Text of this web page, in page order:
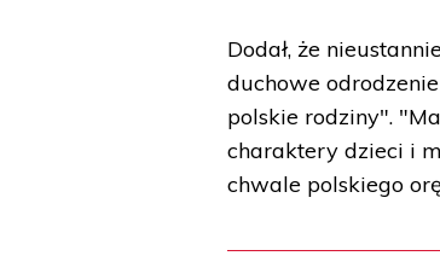
Dodał, że
duchowe
polskie rodziny".
charaktery dzieci i
chwale polskiego